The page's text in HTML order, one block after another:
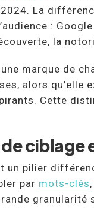
La
:
la
une marque de
alors qu’elle
Cette
ciblage
un pilier
par mots-clés
granularité